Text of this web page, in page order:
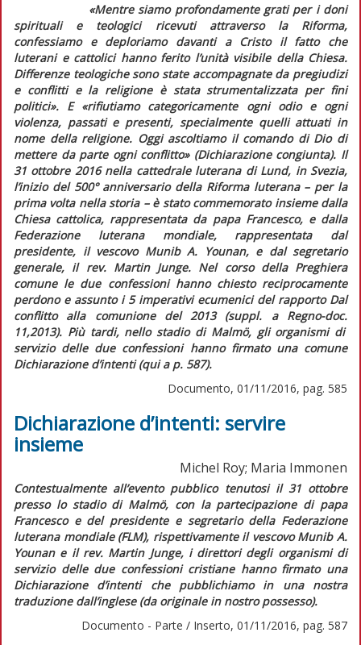
«Mentre siamo profondamente grati per i doni
spirituali e teologici ricevuti attraverso la Riforma,
confessiamo e deploriamo davanti a Cristo il fatto che
luterani e cattolici hanno ferito l’unità visibile della Chiesa.
Differenze teologiche sono state accompagnate da pregiudizi
e conflitti e la religione è stata strumentalizzata per fini
politici». E «rifiutiamo categoricamente ogni odio e ogni
violenza, passati e presenti, specialmente quelli attuati in
nome della religione. Oggi ascoltiamo il comando di Dio di
mettere da parte ogni conflitto» (Dichiarazione congiunta). Il
31 ottobre 2016 nella cattedrale luterana di Lund, in Svezia,
l’inizio del 500° anniversario della Riforma luterana – per la
prima volta nella storia – è stato commemorato insieme dalla
Chiesa cattolica, rappresentata da papa Francesco, e dalla
Federazione luterana mondiale, rappresentata dal
presidente, il vescovo Munib A. Younan, e dal segretario
generale, il rev. Martin Junge. Nel corso della Preghiera
comunele due confessioni hanno chiesto reciprocamente
perdono e assunto i 5 imperativi ecumenici del rapporto Dal
conflitto alla comunione del 2013 (suppl. a Regno-doc.
11,2013). Più tardi, nello stadio di Malmö, gli organismi di
servizio delle due confessioni hanno firmato una comune
Dichiarazione d’intenti(quia p. 587).
Documento, 01/11/2016, pag. 585
Dichiarazione d’intenti: servire
insieme
Michel Roy; Maria Immonen
Contestualmente all’evento pubblico tenutosi il 31 ottobre
presso lo stadio di Malmö, con la partecipazione di papa
Francesco e del presidente e segretario della Federazione
luterana mondiale (FLM), rispettivamente il vescovo Munib A.
Younan e il rev. Martin Junge, i direttori degli organismi di
servizio delle due confessioni cristiane hanno firmato una
Dichiarazione d’intenti che pubblichiamo in una nostra
traduzione dall’inglese (da originale in nostro possesso).
Documento - Parte / Inserto, 01/11/2016, pag. 587